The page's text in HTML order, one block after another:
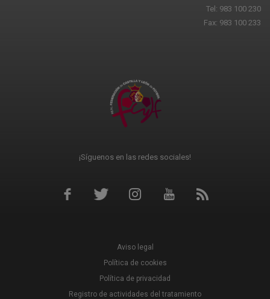
Tel: 983 100 230
Fax: 983 100 233
¡Síguenos en las redes sociales!
Aviso legal
Política de cookies
Política de privacidad
Registro de actividades del tratamiento